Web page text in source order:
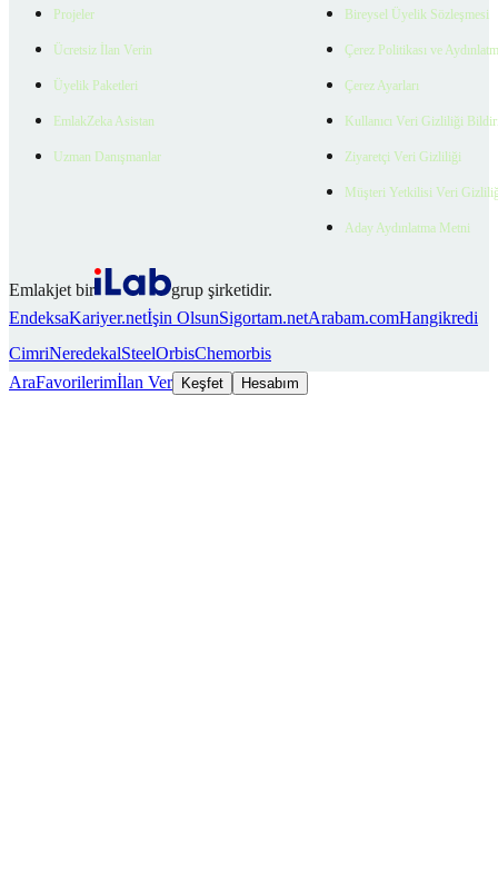
Projeler
Ücretsiz İlan Verin
Üyelik Paketleri
EmlakZeka Asistan
Uzman Danışmanlar
Bireysel Üyelik Sözleşmesi
Çerez Politikası ve
Çerez Ayarları
Kullanıcı Veri Gizliliği
Ziyaretçi Veri Gizliliği
Müşteri Yetkilisi Veri
Aday Aydınlatma Metni
Emlakjet bir
grup şirketidir.
EndeksaKariyer.netİşin OlsunSigortam.netArabam.comHangikredi
CimriNeredekalSteelOrbisChemorbis
AraFavorilerimİlan Ver Keşfet Hesabım